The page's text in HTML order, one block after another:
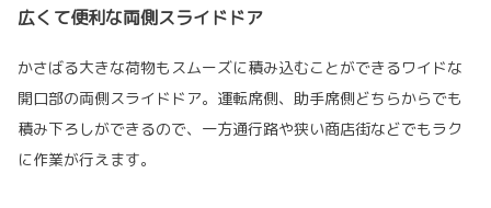
広くて便利な両側スライドドア
かさばる大きな荷物もスムーズに積み込むことができるワイドな
開口部の両側スライドドア。運転席側、助手席側どちらからでも
積み下ろしができるので、一方通行路や狭い商店街などでもラク
に作業が行えます。